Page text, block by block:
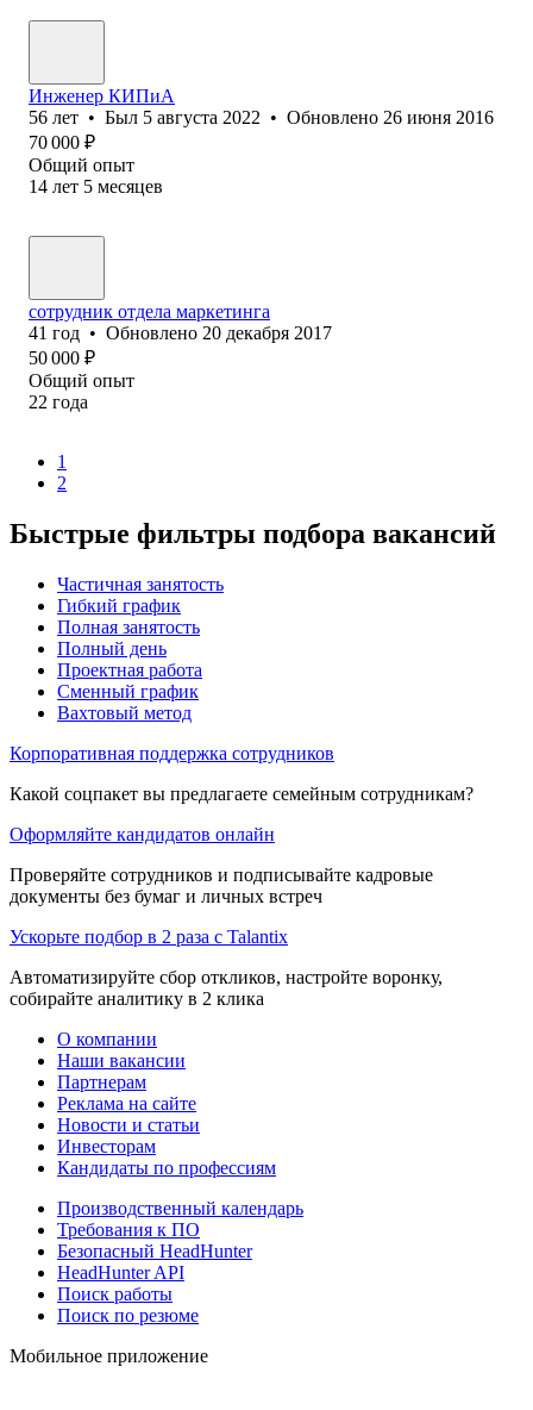
Инженер КИПиА
56 лет • Был 5 августа 2022 • Обновлено 26 июня 2016
70 000 ₽
Общий опыт
14 лет 5 месяцев
сотрудник отдела маркетинга
41 год • Обновлено 20 декабря 2017
50 000 ₽
Общий опыт
22 года
1
2
Быстрые фильтры подбора вакансий
Частичная занятость
Гибкий график
Полная занятость
Полный день
Проектная работа
Сменный график
Вахтовый метод
Корпоративная поддержка сотрудников
Какой соцпакет вы предлагаете семейным сотрудникам?
Оформляйте кандидатов онлайн
Проверяйте сотрудников и подписывайте кадровые
документы без бумаг и личных встреч
Ускорьте подбор в 2 раза с Talantix
Автоматизируйте сбор откликов, настройте воронку,
собирайте аналитику в 2 клика
О компании
Наши вакансии
Партнерам
Реклама на сайте
Новости и статьи
Инвесторам
Кандидаты по профессиям
Производственный календарь
Требования к ПО
Безопасный HeadHunter
HeadHunter API
Поиск работы
Поиск по резюме
Мобильное приложение